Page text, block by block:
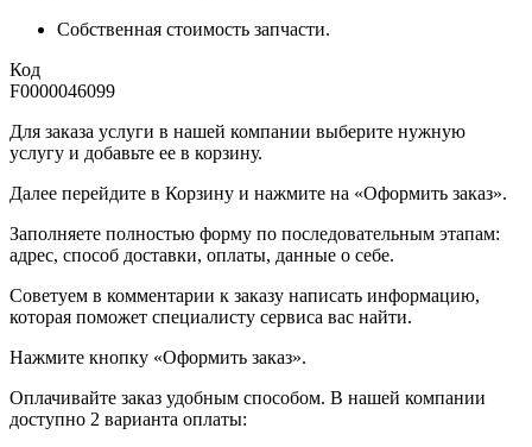
Собственная стоимость запчасти.
Код
F0000046099
Для заказа услуги в нашей компании выберите нужную
услугу и добавьте ее в корзину.
Далее перейдите в Корзину и нажмите на «Оформить заказ».
​​​​​​​Заполняете полностью форму по последовательным этапам:
адрес, способ доставки, оплаты, данные о себе.
​​​​​​​Советуем в комментарии к заказу написать информацию,
которая поможет специалисту сервиса вас найти.
​​​​​​​Нажмите кнопку «Оформить заказ».
Оплачивайте заказ удобным способом. В нашей компании
доступно 2 варианта оплаты: